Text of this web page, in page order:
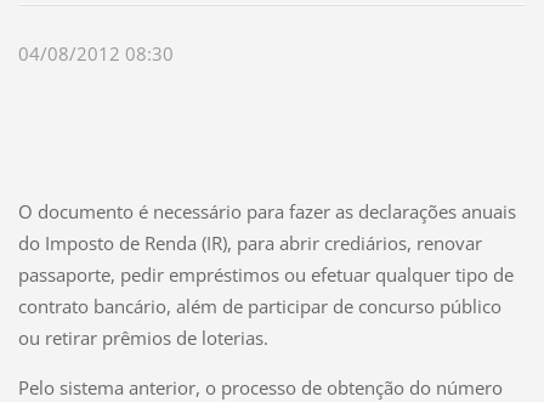
04/08/2012 08:30
O documento é necessário para fazer as declarações anuais
do Imposto de Renda (IR), para abrir crediários, renovar
passaporte, pedir empréstimos ou efetuar qualquer tipo de
contrato bancário, além de participar de concurso público
ou retirar prêmios de loterias.
Pelo sistema anterior, o processo de obtenção do número